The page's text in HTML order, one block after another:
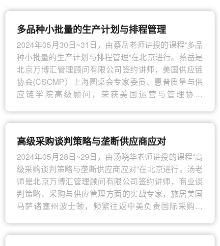
多品种小批量的生产计划与排程管理
2024年05月30日~31日，由蔡岳老师讲授的课程“多品
种小批量的生产计划与排程管理”在北京进行。蔡岳是
北京万博汇管理顾问有限公司签约讲师，美国供应链
协会(CSCMP）上海圆桌会专家委员、惠普质量与供
应链学院高级顾问，荣获美国运营与管理协会
师。
在培训之前，蔡老师在制造业有十多年从业经验，在
500强企业担任供应链管理的管理职位，涉及领域包括
生产计划、库存控制、sourcing、物料管理、仓储管
理等。在职期间，蔡老师每年会负责2~3个公司级的大
高级采购谈判策略与垄断供应商应对
2024年05月28日~29日，由汤晓华老师讲授的课程“高
级采购谈判策略与垄断供应商应对”在北京进行。汤老
师是北京万博汇管理顾问有限公司签约讲师，商业谈
判策略、采购与供应管理方面的实战专家，旅居美国
马萨诸塞州波士顿，频繁往返中美负责国际采购业
理、商务谈判技巧领域颇有影响力。他曾在日本跨国